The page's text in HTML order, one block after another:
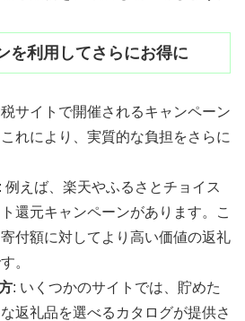
を利用してさらにお得に
サイトで開催されるキャンペーン
れにより、実質的な負担をさらに
: 例えば、楽天やふるさとチョイス
還元キャンペーンがあります。こ
付額に対してより高い価値の返礼
。
: いくつかのサイトでは、貯めた
返礼品を選べるカタログが提供さ